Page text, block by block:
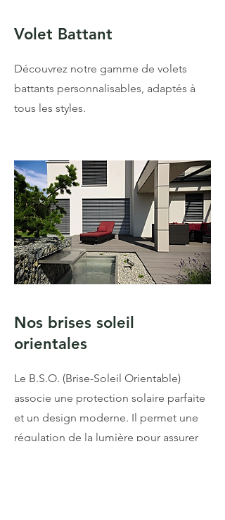
Volet Battant
Découvrez notre gamme de volets
battants personnalisables, adaptés à
tous les styles.
Nos brises soleil
orientales
Le B.S.O. (Brise-Soleil Orientable)
associe une protection solaire parfaite
et un design moderne. Il permet une
régulation de la lumière pour assurer